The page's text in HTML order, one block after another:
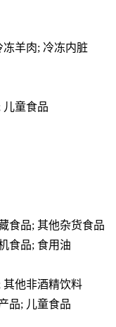
羊肉; 冷冻内脏
儿童食品
食品; 其他杂货食品
食品; 食用油
其他非酒精饮料
品; 儿童食品